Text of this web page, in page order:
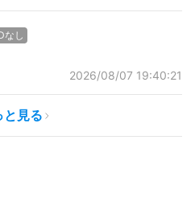
なし
2026/08/07 19:40:21
と見る